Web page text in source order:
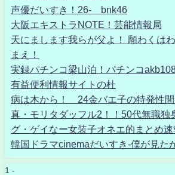
声優だいすき！26- bnk46
大阪エキストラNOTE！芸能情報局
天にまします我らが父よ！ 願わくは
まえ！
実録パチンコ梁山泊！パチンコ
有益便利情報サイトの杜
病は木から！ 24金バエ子の特発性間
真・モリタダッフル2！！50代無職独
グ・ゲイなー女装子オネエ的まとめ速
韓国ドラマcinemaだいすき-僕が見た
1 -